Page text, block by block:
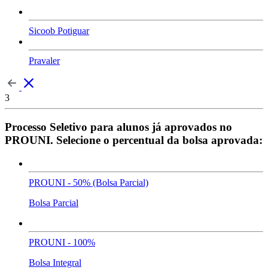
Sicoob Potiguar
Pravaler
3
Processo Seletivo para alunos já aprovados no
PROUNI. Selecione o percentual da bolsa aprovada:
PROUNI - 50% (Bolsa Parcial)
Bolsa Parcial
PROUNI - 100%
Bolsa Integral